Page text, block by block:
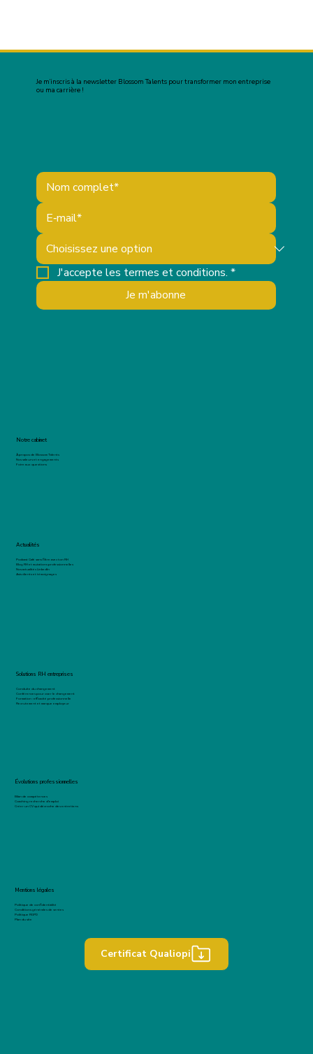
Je m’inscris à la newsletter Blossom Talents pour transformer mon entreprise
ou ma carrière !
J'accepte les termes et conditions. *
Je m'abonne
Notre cabinet
À propos de Blossom Talents
Nos valeurs et engagements
Foire aux questions
Solutions RH entreprises
Conduite du changement
Conférences pour oser le changement
Formation : efficacité professionnelle
Recrutement et marque employeur
Actualités
Podcast Café sans filtre avec ton RH
Blog RH et mutations professionnelles
Nos actualités LinkedIn
Avis clients et témoignages
Évolutions professionnelles
Bilan de compétences
Coaching recherche d'emploi
Créer un CV qui décroche des entretiens
Mentions légales
Politique de confidentialité
Conditions générales de ventes
Politique RGPD
Plan du site
Certificat Qualiopi